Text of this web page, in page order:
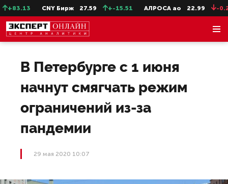
CNY Бирж 27.59 +-15.51 АЛРОСА ао 22.99 -0.25
В Петербурге с 1 июня
начнут смягчать режим
ограничений из-за
пандемии
29 мая 2020 10:07